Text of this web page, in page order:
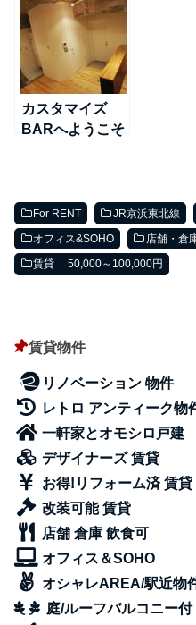
カスタマイズ
BARへようこそ
For RENT JR京浜東北線
オフィス&SOHO 店舗・倉
賃貸 50,000～100,000円
賃貸物件
リノベーション 物件
レトロ アンティーク物
一軒家とオモシロ戸建
デザイナーズ 賃貸
お得!リフォーム済 賃貸
改装可能 賃貸
店舗 倉庫 飲食可
オフィス＆SOHO
オシャレAREA/駅近物
庭/ルーフバルコニー付